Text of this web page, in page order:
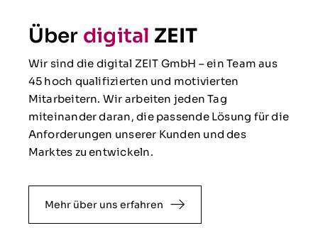
Über digital ZEIT
Wir sind die digital ZEIT GmbH – ein Team aus
45 hoch qualifizierten und motivierten
Mitarbeitern. Wir arbeiten jeden Tag
miteinander daran, die passende Lösung für die
Anforderungen unserer Kunden und des
Marktes zu entwickeln.
Mehr über uns erfahren